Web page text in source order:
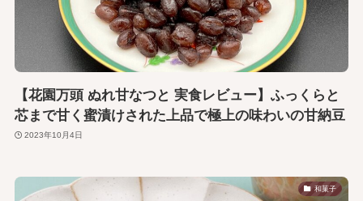
【花園万頭 ぬれ甘なつと 実食レビュー】ふっくらと
芯まで甘く蜜漬けされた上品で極上の味わいの甘納豆
2023年10月4日
和菓子